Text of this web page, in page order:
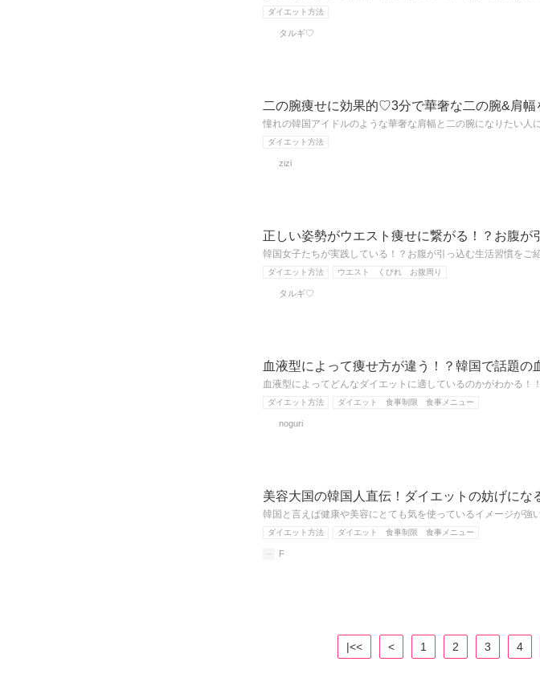
ダイエット方法
タルギ♡
二の腕痩せに効果的♡3分で華奢な二の腕&肩
憧れの韓国アイドルのような華奢な肩幅と二の腕になりたい人
ダイエット方法
zizi
正しい姿勢がウエスト痩せに繋がる！？お腹
韓国女子たちが実践している！？お腹が引っ込む生活習慣を
ダイエット方法 ウエスト くびれ お腹周り
タルギ♡
血液型によって痩せ方が違う！？韓国で話題
血液型によってどんなダイエットに適しているのかがわかる
ダイエット方法 ダイエット 食事制限 食事メニュー
noguri
美容大国の韓国人直伝！ダイエットの妨げにな
韓国と言えば健康や美容にとても気を使っているイメージが
ダイエット方法 ダイエット 食事制限 食事メニュー
F
|<< < 1 2 3 4